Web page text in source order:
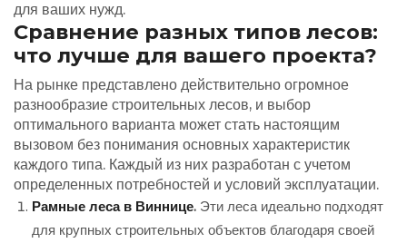
для ваших нужд.
Сравнение разных типов лесов:
что лучше для вашего проекта?
На рынке представлено действительно огромное
разнообразие строительных лесов, и выбор
оптимального варианта может стать настоящим
вызовом без понимания основных характеристик
каждого типа. Каждый из них разработан с учетом
определенных потребностей и условий эксплуатации.
Рамные леса в Виннице. Эти леса идеально подходят
для крупных строительных объектов благодаря своей